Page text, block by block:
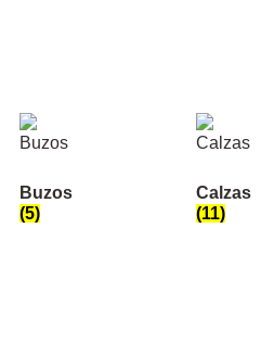
Buzos
(5)
Calzas
(11)